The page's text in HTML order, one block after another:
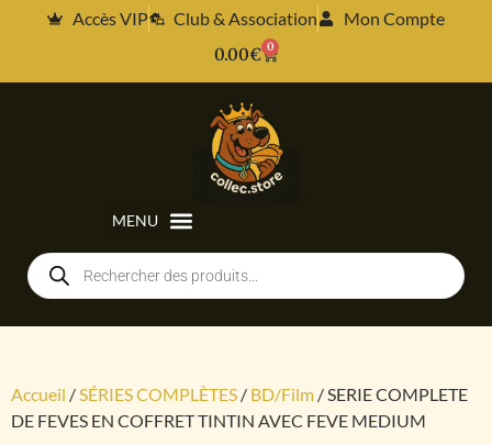
Accès VIP Club & Association
Mon Compte
0.00€ 0
Accueil /SÉRIES COMPLÈTES / BD/Film / SERIE COMPLETE
DE FEVES EN COFFRET TINTIN AVEC FEVE MEDIUM